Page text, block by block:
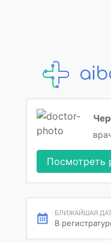
Посмотреть
БЛИЖАЙШАЯ
В